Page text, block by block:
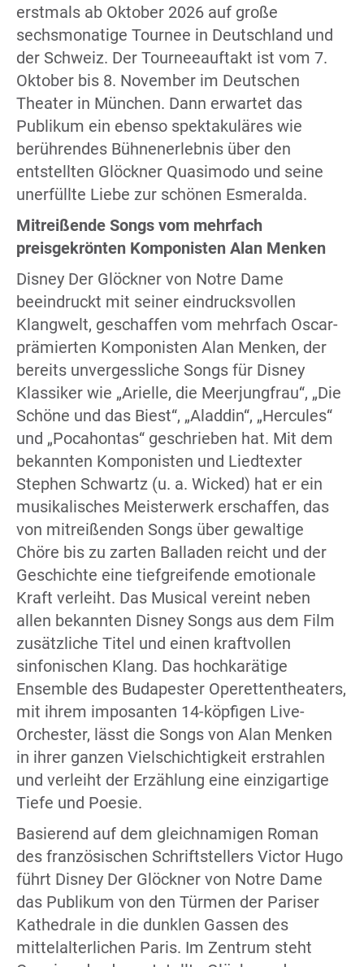
erstmals ab Oktober 2026 auf große
sechsmonatige Tournee in Deutschland und
der Schweiz. Der Tourneeauftakt ist vom 7.
Oktober bis 8. November im Deutschen
Theater in München. Dann erwartet das
Publikum ein ebenso spektakuläres wie
berührendes Bühnenerlebnis über den
entstellten Glöckner Quasimodo und seine
unerfüllte Liebe zur schönen Esmeralda.
Mitreißende Songs vom mehrfach
preisgekrönten Komponisten Alan Menken
Disney Der Glöckner von Notre Dame
beeindruckt mit seiner eindrucksvollen
Klangwelt, geschaffen vom mehrfach Oscar-
prämierten Komponisten Alan Menken, der
bereits unvergessliche Songs für Disney
Klassiker wie „Arielle, die Meerjungfrau“, „Die
Schöne und das Biest“, „Aladdin“, „Hercules“
und „Pocahontas“ geschrieben hat. Mit dem
bekannten Komponisten und Liedtexter
Stephen Schwartz (u. a. Wicked) hat er ein
musikalisches Meisterwerk erschaffen, das
von mitreißenden Songs über gewaltige
Chöre bis zu zarten Balladen reicht und der
Geschichte eine tiefgreifende emotionale
Kraft verleiht. Das Musical vereint neben
allen bekannten Disney Songs aus dem Film
zusätzliche Titel und einen kraftvollen
sinfonischen Klang. Das hochkarätige
Ensemble des Budapester Operettentheaters,
mit ihrem imposanten 14-köpfigen Live-
Orchester, lässt die Songs von Alan Menken
in ihrer ganzen Vielschichtigkeit erstrahlen
und verleiht der Erzählung eine einzigartige
Tiefe und Poesie.
Basierend auf dem gleichnamigen Roman
des französischen Schriftstellers Victor Hugo
führt Disney Der Glöckner von Notre Dame
das Publikum von den Türmen der Pariser
Kathedrale in die dunklen Gassen des
mittelalterlichen Paris. Im Zentrum steht